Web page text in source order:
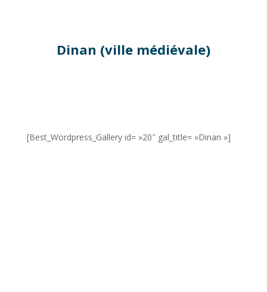
Dinan (ville médiévale)
[Best_Wordpress_Gallery id= »20″ gal_title= »Dinan »]